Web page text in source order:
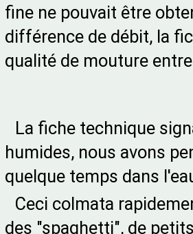
fine ne pouvait être
différence de débit, la
qualité de mouture
La fiche technique
humides, nous avons
quelque temps dans
Ceci colmata
des "spaghetti", de